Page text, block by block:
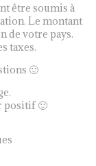
être soumis à
Le montant
de votre pays.
taxes.
🙂
positif 🙂